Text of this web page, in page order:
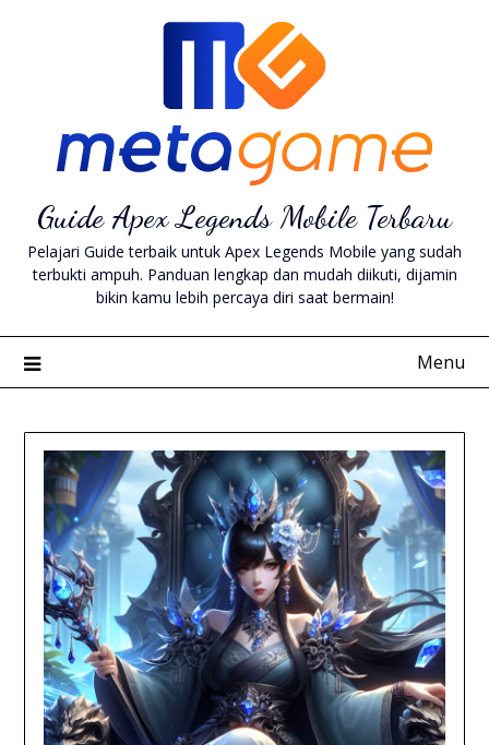
Guide Apex Legends Mobile Terbaru
Pelajari Guide terbaik untuk Apex Legends Mobile yang sudah
terbukti ampuh. Panduan lengkap dan mudah diikuti, dijamin
bikin kamu lebih percaya diri saat bermain!
Menu